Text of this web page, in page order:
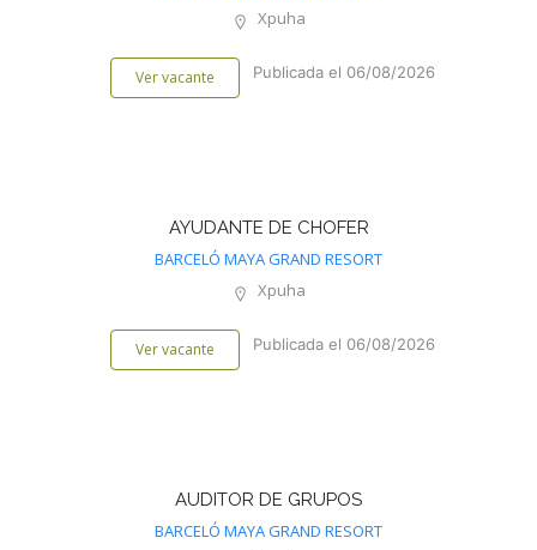
Xpuha
Ver vacante Publicada el 06/08/2026
AYUDANTE DE CHOFER
BARCELÓ MAYA GRAND RESORT
Xpuha
Ver vacante Publicada el 06/08/2026
AUDITOR DE GRUPOS
BARCELÓ MAYA GRAND RESORT